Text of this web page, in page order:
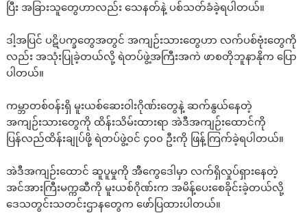
ပြီး အခြားသူတွေဟာလည်း သေနတ်နဲ့ ပစ်သတ်ခံခဲ့ရပါတယ်။
ဒါ့အပြင် ပဋိပက္ခတွေအတွင် အကျဉ်းသားတွေဟာ လက်ပစ်ဗုံးတွေကို
လည်း အသုံးပြုခဲ့တယ်လို့ ရဲတပ်ဖွဲ့အကြီးအကဲ ဖာစတိုဘူနာနိုက ပြော
ပါတယ်။
ကမ္ဘာတစ်၀န်းရှိ မူးယစ်ဆေးဝါးဂိုဏ်းတွေနဲ့ ဆက်နွယ်နေတဲ့
အကျဉ်းသားတွေကို ထိန်းသိမ်းထားရာ အဲဒီအကျဉ်းထောင်ကို
ပြန်လည်ထိန်းချုပ်ဖို့ ရဲတပ်ဖွဲ့၀င် ၄၀၀ ဦးကို ဖြန့်ကြက်ခဲ့ရပါတယ်။
အဲဒီအကျဉ်းထောင် ဆူပူမှုကို အီကွေဒေါမှာ လက်ရှိလှုပ်ရှားနေတဲ့
အင်အားကြီးမက္ကဆီကို မူးယစ်ဂိုဏ်းက အမိန့်ပေးစေခိုင်းခဲ့တယ်လို့
ဒေသတွင်းသတင်းဌာနတွေက ဖော်ပြထားပါတယ်။